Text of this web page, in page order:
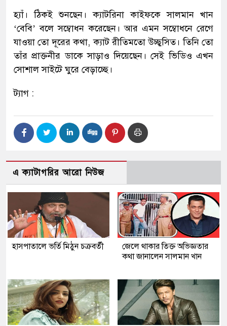
হ্যাঁ। ঠিকই শুনছেন। ক্যাটরিনা কাইফকে সালমান খান
‘বেবি’ বলে সম্বোধন করেছেন। আর এমন সম্বোধনে রেগে
যাওয়া তো দূরের কথা, ক্যাট রীতিমতো উচ্ছ্বসিত। তিনি তো
তাঁর প্রাক্তনীর ডাকে সাড়াও দিয়েছেন। সেই ভিডিও এখন
সোশাল সাইটে ঘুরে বেড়াচ্ছে।
ট্যাগ :
এ ক্যাটাগরির আরো নিউজ
হাসপাতালে ভর্তি মিঠুন চক্রবর্তী
জেলে থাকার তিক্ত অভিজ্ঞতার
কথা জানালেন সালমান খান